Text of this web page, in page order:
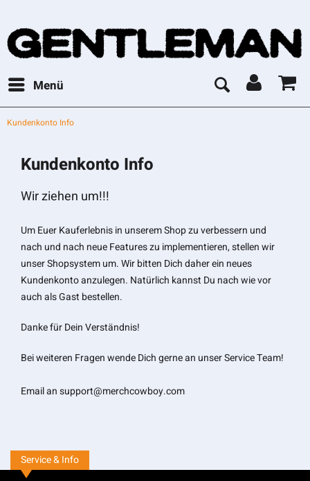
Menü
Kundenkonto Info
Kundenkonto Info
Wir ziehen um!!!
Um Euer Kauferlebnis in unserem Shop zu verbessern und
nach und nach neue Features zu implementieren, stellen wir
unser Shopsystem um. Wir bitten Dich daher ein neues
Kundenkonto anzulegen. Natürlich kannst Du nach wie vor
auch als Gast bestellen.
Danke für Dein Verständnis!
Bei weiteren Fragen wende Dich gerne an unser Service Team!
Email ansupport@merchcowboy.com
Service & Info